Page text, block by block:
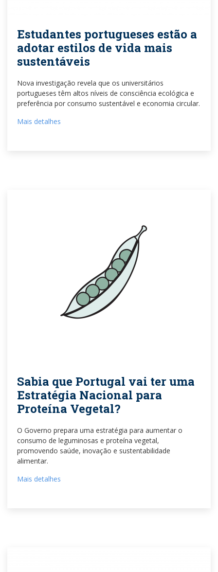
Estudantes portugueses estão a
adotar estilos de vida mais
sustentáveis
Nova investigação revela que os universitários
portugueses têm altos níveis de consciência ecológica e
preferência por consumo sustentável e economia circular.
Mais detalhes
Sabia que Portugal vai ter uma
Estratégia Nacional para
Proteína Vegetal?
O Governo prepara uma estratégia para aumentar o
consumo de leguminosas e proteína vegetal,
promovendo saúde, inovação e sustentabilidade
alimentar.
Mais detalhes